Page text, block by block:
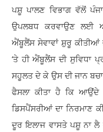
ਪਸ਼ੂ ਪਾਲਣ ਵਿਭਾਗ ਵੱਲੋਂ
ਉਪਲਬਧ ਕਰਵਾਉਣ ਲਈ
ਐਂਬੂਲੈਂਸ ਸੇਵਾਵਾਂ ਸ਼ੁਰੂ
‘ਤੇ ਹੀ ਐਂਬੂਲੈਂਸ ਦੀ ਸੁਵਿਧਾ
ਸਹੂਲਤ ਦੇ ਕੇ ਉਸ ਦੀ ਜਾਨ
ਫੈਸਲਾ ਕੀਤਾ ਹੈ ਕਿ ਆਉਂਦੇ
ਡਿਸਪੈਂਸਰੀਆਂ ਦਾ ਨਿਰਮਾਣ
ਦੂਰ ਇਲਾਜ ਵਾਸਤੇ ਪਸ਼ੂ ਨਾ